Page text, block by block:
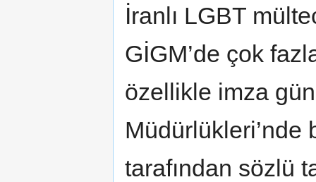
İranlı LGBT
GİGM’de çok
özellikle imza
Müdürlükleri’nde
tarafından sözlü